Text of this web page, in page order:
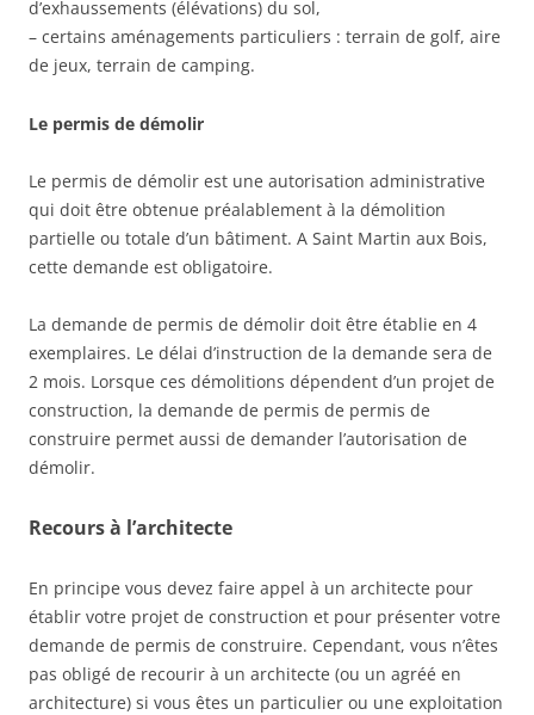
d’exhaussements (élévations) du sol,
– certains aménagements particuliers : terrain de golf, aire
de jeux, terrain de camping.
Le permis de démolir
Le permis de démolir est une autorisation administrative
qui doit être obtenue préalablement à la démolition
partielle ou totale d’un bâtiment. A Saint Martin aux Bois,
cette demande est obligatoire.
La demande de permis de démolir doit être établie en 4
exemplaires. Le délai d’instruction de la demande sera de
2 mois. Lorsque ces démolitions dépendent d’un projet de
construction, la demande de permis de permis de
construire permet aussi de demander l’autorisation de
démolir.
Recours à l’architecte
En principe vous devez faire appel à un architecte pour
établir votre projet de construction et pour présenter votre
demande de permis de construire. Cependant, vous n’êtes
pas obligé de recourir à un architecte (ou un agréé en
architecture) si vous êtes un particulier ou une exploitation